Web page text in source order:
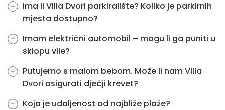
Ima li Villa Dvori parkiralište? Koliko je parkirnih
mjesta dostupno?
Imam električni automobil – mogu li ga puniti u
sklopu vile?
Putujemo s malom bebom. Može li nam Villa
Dvori osigurati dječji krevet?
Koja je udaljenost od najbliže plaže?